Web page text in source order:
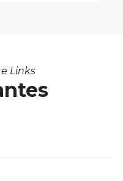
Links